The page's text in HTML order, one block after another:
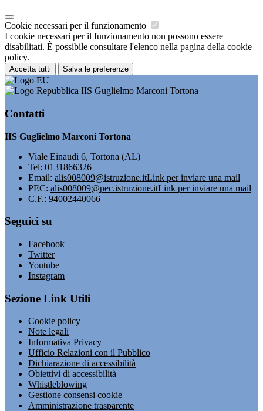
Cookie necessari per il funzionamento
I cookie necessari per il funzionamento non possono essere
disabilitati. È possibile consultare l'elenco nella pagina della cookie
policy.
Accetta tutti Salva le preferenze
IIS Guglielmo Marconi Tortona
Contatti
IIS Guglielmo Marconi Tortona
Viale Einaudi 6, Tortona (AL)
Tel: 0131866326
Email: alis008009@istruzione.itLink per inviare una mail
PEC: alis008009@pec.istruzione.itLink per inviare una mail
C.F.: 94002440066
Seguici su
Facebook
Twitter
Youtube
Instagram
Sezione Link Utili
Cookie policy
Note legali
Informativa Privacy
Ufficio Relazioni con il Pubblico
Dichiarazione di accessibilità
Obiettivi di accessibilità
Whistleblowing
Gestione consensi cookie
Amministrazione trasparente